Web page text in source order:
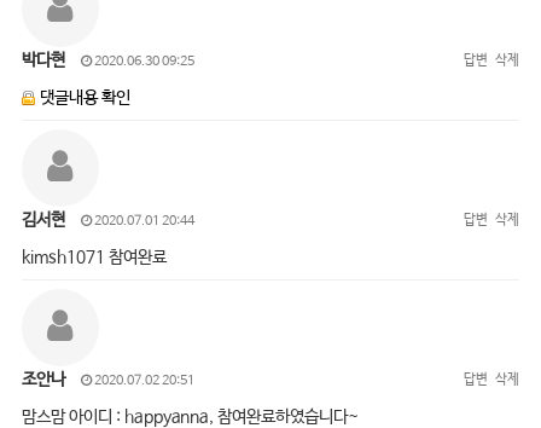
박다현 2020.06.30 09:25 답변 삭제
댓글내용 확인
김서현 2020.07.01 20:44 답변 삭제
kimsh1071 참여완료
조안나 2020.07.02 20:51 답변 삭제
맘스맘 아이디 : happyanna, 참여완료하였습니다~